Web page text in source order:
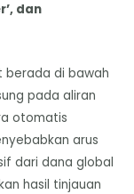
dan
berada di bawah
pada aliran
otomatis
arus
dari dana global
hasil tinjauan